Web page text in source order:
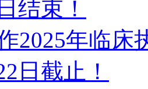
结束！
2025年临床
日截止！